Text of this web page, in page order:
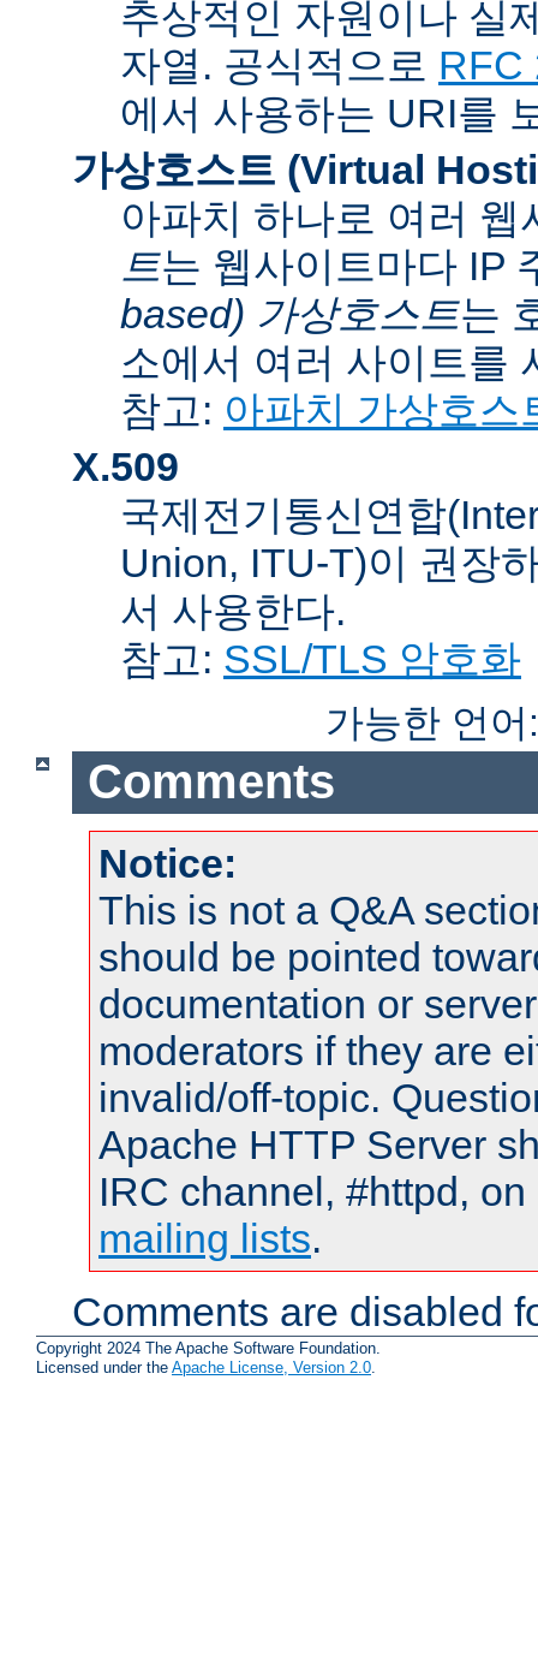
추상적인 자원이나 실
자열. 공식적으로 RFC
에서 사용하는 URI를
가상호스트 (Virtual
아파치 하나로 여러
트는 웹사이트마다 IP
based) 가상호스트는
소에서 여러 사이트를
참고: 아파치 가상호스
X.509
국제전기통신연합
Union, ITU-T)이 권장
서 사용한다.
참고: SSL/TLS 암호화
가능한 언
Comments
Notice:
This is not a Q&A
should be pointed
documentation or
moderators if they are
invalid/off-topic.
Apache HTTP Server
IRC channel, #httpd,
mailing lists.
Comments are disabled
Copyright 2024 The Apache Software Foundation.
Licensed under the Apache License, Version 2.0.